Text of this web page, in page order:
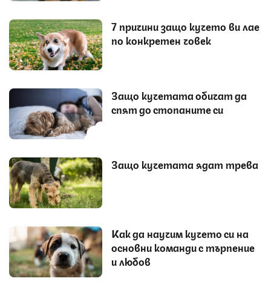
7 причини защо кучето ви лае
по конкретен човек
Защо кучетата обичат да
спят до стопаните си
Защо кучетата ядат трева
Как да научим кучето си на
основни команди с търпение
и любов